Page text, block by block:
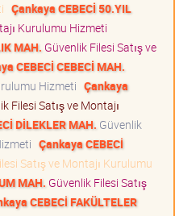
Çankaya CEBECİ 50.YIL
Kurulumu Hizmeti
MAH. Güvenlik Filesi Satış ve
CEBECİ CEBECİ MAH.
Hizmeti Çankaya
Filesi Satış ve Montajı
DİLEKLER MAH. Güvenlik
Çankaya CEBECİ
Satış ve Montajı Kurulumu
MAH. Güvenlik Filesi Satış
CEBECİ FAKÜLTELER